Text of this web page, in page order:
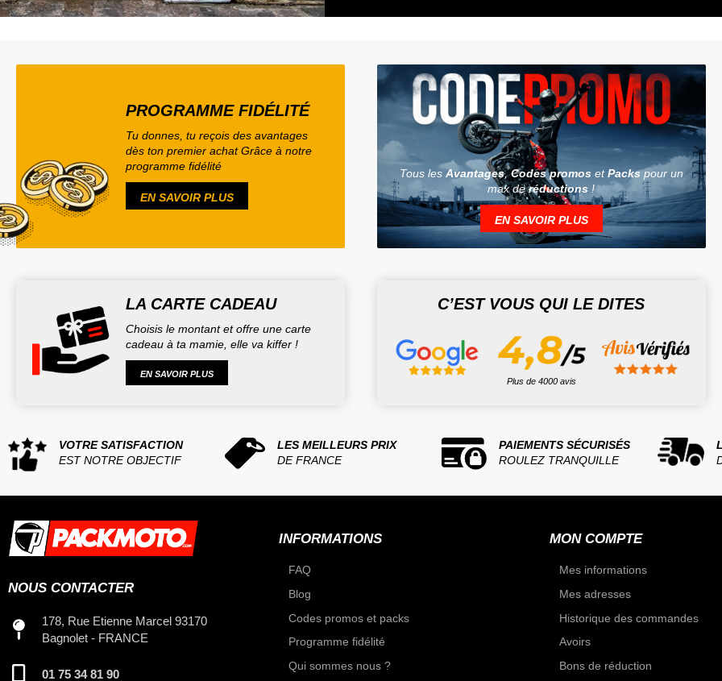
PROGRAMME FIDÉLITÉ
Tu donnes, tu reçois des avantages
dès ton premier achat Grâce à notre
programme fidélité
EN SAVOIR PLUS
Tous les Avantages,Codes promosetPackspour un
max deréductions !
EN SAVOIR PLUS
LA CARTE CADEAU
Choisis le montant et offre une carte
cadeau à ta mamie, elle va kiffer !
EN SAVOIR PLUS
C’EST VOUS QUI LE DITES
Plus de 4000 avis
VOTRE SATISFACTION
EST NOTRE OBJECTIF
LES MEILLEURS PRIX
DE FRANCE
PAIEMENTS SÉCURISÉS
ROULEZ TRANQUILLE
NOUS CONTACTER
178, Rue Etienne Marcel 93170
Bagnolet - FRANCE
01 75 34 81 90
INFORMATIONS
FAQ
Blog
Codes promos et packs
Programme fidélité
Qui sommes nous ?
MON COMPTE
Mes informations
Mes adresses
Historique des commandes
Avoirs
Bons de réduction